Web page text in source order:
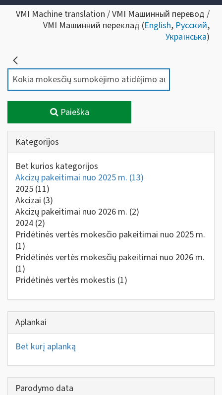
VMI Machine translation / VMI Машинный перевод /
VMI Машинний переклад (English, Русский,
Українська)
Paieška
Kategorijos
Bet kurios kategorijos
Akcizų pakeitimai nuo 2025 m. (13)
2025 (11)
Akcizai (3)
Akcizų pakeitimai nuo 2026 m. (2)
2024 (2)
Pridėtinės vertės mokesčio pakeitimai nuo 2025 m.
(1)
Pridėtinės vertės mokesčių pakeitimai nuo 2026 m.
(1)
Pridėtinės vertės mokestis (1)
Aplankai
Bet kurį aplanką
Parodymo data